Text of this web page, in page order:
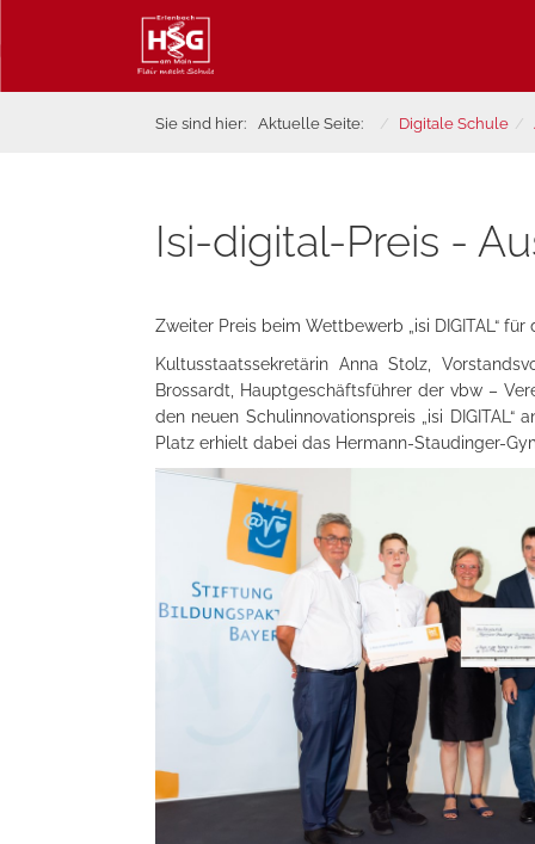
Sie sind hier: Aktuelle Seite: Digitale Schule
Isi-digital-Preis -
Zweiter Preis beim Wettbewerb „isi DIGITAL“ für
Kultusstaatssekretärin Anna Stolz,
Brossardt, Hauptgeschäftsführer der vbw –
den neuen Schulinnovationspreis „isi
Platz erhielt dabei das Hermann-Staudinger-